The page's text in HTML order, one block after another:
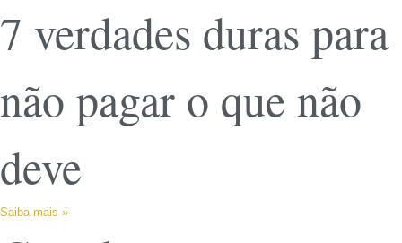
7 verdades duras para
não pagar o que não
deve
Saiba mais »